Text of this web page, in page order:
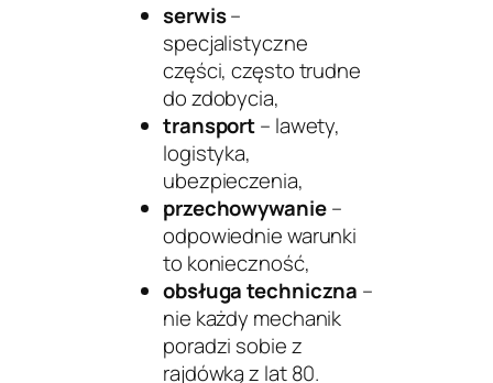
serwis–
specjalistyczne
części, często trudne
do zdobycia,
transport– lawety,
logistyka,
ubezpieczenia,
przechowywanie–
odpowiednie warunki
to konieczność,
obsługa techniczna –
nie każdy mechanik
poradzi sobie z
rajdówką z lat 80.